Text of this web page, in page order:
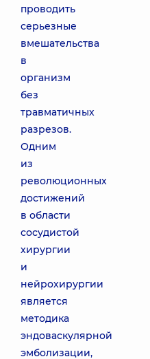
проводить
серьезные
вмешательства
в
организм
без
травматичных
разрезов.
Одним
из
революционных
достижений
в области
сосудистой
хирургии
и
нейрохирургии
является
методика
эндоваскулярной
эмболизации,